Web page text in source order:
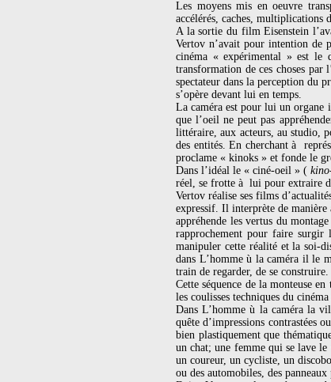
Les moyens mis en oeuvre
accélérés, caches, multiplications
A la sortie du film Eisenstein
Vertov n’avait pour intention de
cinéma « expérimental » est le
transformation de ces choses
spectateur dans la perception du
s’opère devant lui en temps.
La caméra est pour lui un
que l’oeil ne peut pas
littéraire, aux acteurs, au studio,
des entités. En cherchant à
proclame « kinoks » et fonde le
Dans l’idéal le « ciné-oeil » (
réel, se frotte à lui pour extraire
Vertov réalise ses films
expressif. Il interprète de
appréhende les vertus du
rapprochement pour faire
manipuler cette réalité et la soi-
dans L’homme ù la caméra il le
train de regarder, de se construire.
Cette séquence de la monteuse
les coulisses techniques du
Dans L’homme ù la caméra la
quête d’impressions contrastées
bien plastiquement que
un chat; une femme qui se lave
un coureur, un cycliste, un
ou des automobiles, des